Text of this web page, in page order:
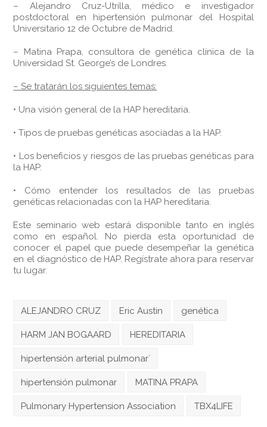
– Alejandro Cruz-Utrilla, médico e investigador
postdoctoral en hipertensión pulmonar del Hospital
Universitario 12 de Octubre de Madrid.
– Matina Prapa, consultora de genética clínica de la
Universidad St. George’s de Londres.
– Se tratarán los siguientes temas:
• Una visión general de la HAP hereditaria.
• Tipos de pruebas genéticas asociadas a la HAP.
• Los beneficios y riesgos de las pruebas genéticas para
la HAP.
• Cómo entender los resultados de las pruebas
genéticas relacionadas con la HAP hereditaria.
Este seminario web estará disponible tanto en inglés
como en español. No pierda esta oportunidad de
conocer el papel que puede desempeñar la genética
en el diagnóstico de HAP. Regístrate ahora para reservar
tu lugar.
ALEJANDRO CRUZ Eric Austin genética
HARM JAN BOGAARD HEREDITARIA
hipertensión arterial pulmonar´
hipertensión pulmonar MATINA PRAPA
Pulmonary Hypertension Association TBX4LIFE